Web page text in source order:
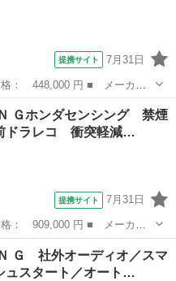
提携サイト 7月31日
■ グレード名： Ｇ ナビ
タート／オートエアコン／電
Ｇホンダセンシング 禁煙
ラレコ 衝突軽減…
提携サイト 7月31日
■ グレード名： Ｇホンダ
レコ 衝突軽減 クルコン
Ｇ 社外オーディオ／スマ
ュスタート／オート…